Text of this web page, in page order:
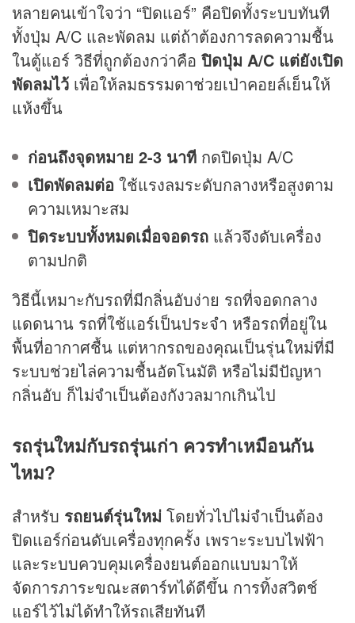
หลายคนเข้าใจว่า “ปิดแอร์” คือปิดทั้งระบบทันที
ทั้งปุ่ม A/C และพัดลม แต่ถ้าต้องการลดความชื้น
ในตู้แอร์ วิธีที่ถูกต้องกว่าคือ ปิดปุ่ม A/C แต่ยังเปิด
พัดลมไว้ เพื่อให้ลมธรรมดาช่วยเป่าคอยล์เย็นให้
แห้งขึ้น
ก่อนถึงจุดหมาย 2-3 นาที กดปิดปุ่ม A/C
เปิดพัดลมต่อ ใช้แรงลมระดับกลางหรือสูงตาม
ความเหมาะสม
ปิดระบบทั้งหมดเมื่อจอดรถ แล้วจึงดับเครื่อง
ตามปกติ
วิธีนี้เหมาะกับรถที่มีกลิ่นอับง่าย รถที่จอดกลาง
แดดนาน รถที่ใช้แอร์เป็นประจำ หรือรถที่อยู่ใน
พื้นที่อากาศชื้น แต่หากรถของคุณเป็นรุ่นใหม่ที่มี
ระบบช่วยไล่ความชื้นอัตโนมัติ หรือไม่มีปัญหา
กลิ่นอับ ก็ไม่จำเป็นต้องกังวลมากเกินไป
รถรุ่นใหม่กับรถรุ่นเก่า ควรทำเหมือนกัน
ไหม?
สำหรับ รถยนต์รุ่นใหม่ โดยทั่วไปไม่จำเป็นต้อง
ปิดแอร์ก่อนดับเครื่องทุกครั้ง เพราะระบบไฟฟ้า
และระบบควบคุมเครื่องยนต์ออกแบบมาให้
จัดการภาระขณะสตาร์ทได้ดีขึ้น การทิ้งสวิตช์
แอร์ไว้ไม่ได้ทำให้รถเสียทันที